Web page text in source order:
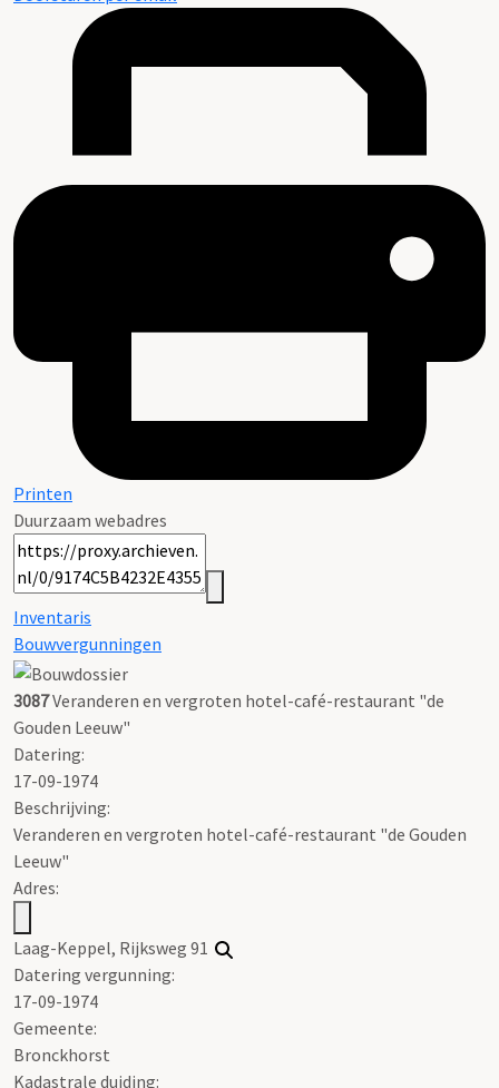
Printen
Duurzaam webadres
Inventaris
Bouwvergunningen
3087Veranderen en vergroten hotel-café-restaurant "de
Gouden Leeuw"
Datering:
17-09-1974
Beschrijving:
Veranderen en vergroten hotel-café-restaurant "de Gouden
Leeuw"
Adres:
Laag-Keppel, Rijksweg 91
Datering vergunning:
17-09-1974
Gemeente:
Bronckhorst
Kadastrale duiding: